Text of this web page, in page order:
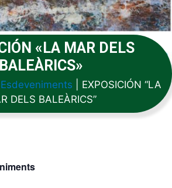
«LA MAR DELS
BALEÀRICS»
Esdeveniments
EXPOSICIÓN “LA
DELS BALEÀRICS”